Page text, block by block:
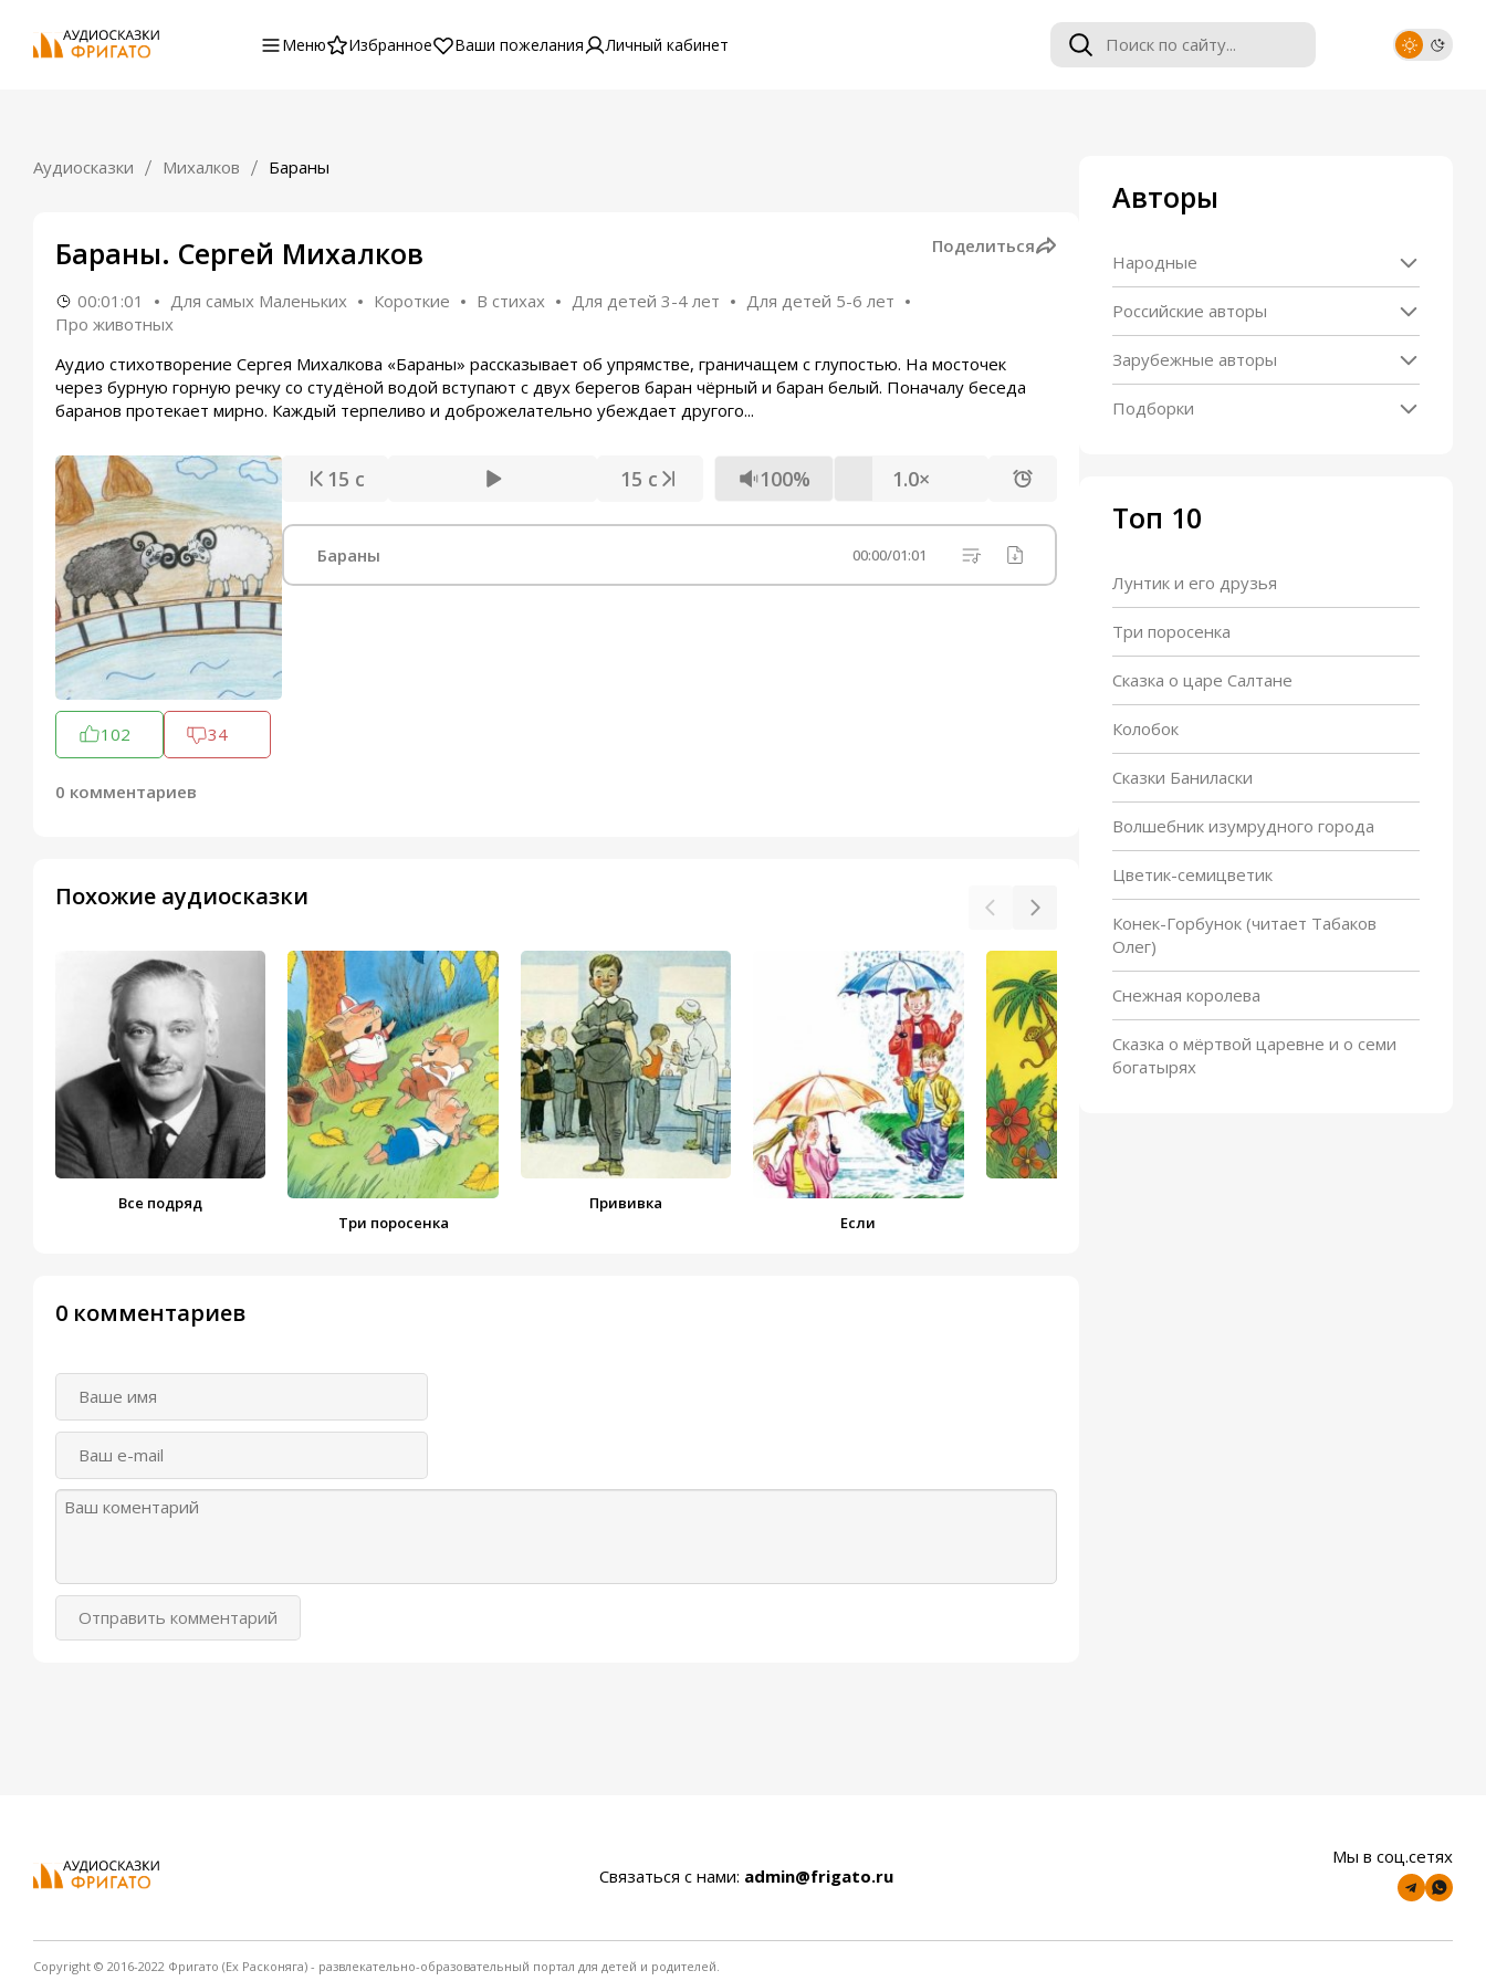
Меню Избранное Ваши пожелания Личный кабинет
Аудиосказки Михалков Бараны
Бараны. Сергей Михалков Поделиться
00:01:01 Для самых Маленьких Короткие В стихах Для детей 3-4 лет
Для детей 5-6 лет
Про животных
Аудио стихотворение Сергея Михалкова «Бараны» рассказывает об упрямстве, граничащем с глупостью. На мосточек
через бурную горную речку со студёной водой вступают с двух берегов баран чёрный и баран белый. Поначалу беседа
баранов протекает мирно. Каждый терпеливо и доброжелательно убеждает другого...
102 34
0 комментариев
15 с 15 с 100% 1.0×
Бараны 00:00/01:01
Похожие аудиосказки
Все подряд
Три поросенка
Прививка
Если
Сила воли
0 комментариев
Отправить комментарий
Авторы
Народные
Российские авторы
Зарубежные авторы
Подборки
Топ 10
Лунтик и его друзья
Три поросенка
Сказка о царе Салтане
Колобок
Сказки Баниласки
Волшебник изумрудного города
Цветик-семицветик
Конек-Горбунок (читает Табаков
Олег)
Снежная королева
Сказка о мёртвой царевне и о семи
богатырях
Связаться с нами: admin@frigato.ru
Мы в соц.сетях
Copyright © 2016-2022 Фригато (Ex Расконяга) - развлекательно-образовательный портал для детей и родителей.